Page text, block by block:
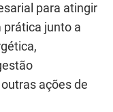
para atingir
prática junto a
ações de